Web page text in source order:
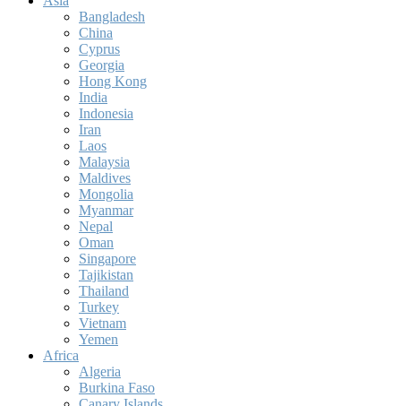
Bangladesh
China
Cyprus
Georgia
Hong Kong
India
Indonesia
Iran
Laos
Malaysia
Maldives
Mongolia
Myanmar
Nepal
Oman
Singapore
Tajikistan
Thailand
Turkey
Vietnam
Yemen
Africa
Algeria
Burkina Faso